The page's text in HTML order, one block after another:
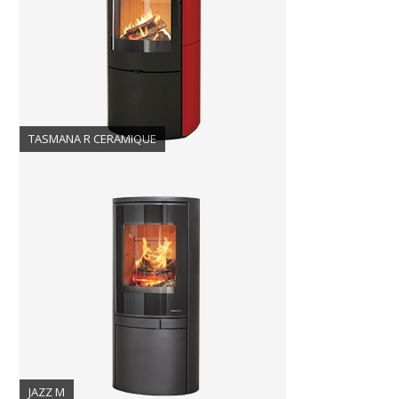
TASMANA R CERAMIQUE
JAZZ M